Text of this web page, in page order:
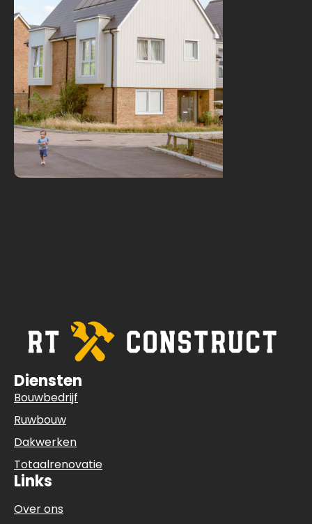
Diensten
Bouwbedrijf
Ruwbouw
Dakwerken
Totaalrenovatie
Links
Over ons